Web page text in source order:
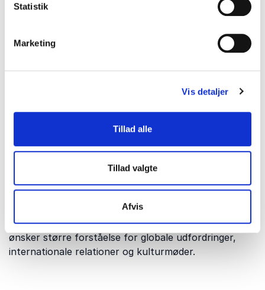
Statistik
Marketing
Vis detaljer
Tillad alle
Tillad valgte
Afvis
Hvad er Mellemøsten,
og hvorfor er det
Mellemøsten er en region med stor historisk, kulturel
verdensøkonomien, international politik og globale
sikkerhedsspørgsmål. Samtidig er regionen præget af
konflikter, kulturel mangfoldighed og komplekse
relationer mellem religion, samfund og politik. Derfor
er Mellemøsten relevant for virksomheder,
uddannelsesinstitutioner og organisationer, der
ønsker større forståelse for globale udfordringer,
internationale relationer og kulturmøder.